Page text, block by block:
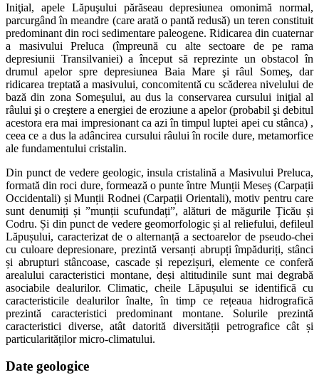
Iniţial, apele Lăpuşului părăseau depresiunea omonimă normal,
parcurgând în meandre (care arată o pantă redusă) un teren constituit
predominant din roci sedimentare paleogene. Ridicarea din cuaternar
a masivului Preluca (împreună cu alte sectoare de pe rama
depresiunii Transilvaniei) a început să reprezinte un obstacol în
drumul apelor spre depresiunea Baia Mare şi râul Someş, dar
ridicarea treptată a masivului, concomitentă cu scăderea nivelului de
bază din zona Someşului, au dus la conservarea cursului iniţial al
râului şi o creştere a energiei de eroziune a apelor (probabil şi debitul
acestora era mai impresionant ca azi în timpul luptei apei cu stânca) ,
ceea ce a dus la adâncirea cursului râului în rocile dure, metamorfice
ale fundamentului cristalin.
Din punct de vedere geologic, insula cristalină a Masivului Preluca,
formată din roci dure, formează o punte între Munții Meseș (Carpații
Occidentali) și Munții Rodnei (Carpații Orientali), motiv pentru care
sunt denumiți și ”munții scufundați”, alături de măgurile Țicău și
Codru. Și din punct de vedere geomorfologic și al reliefului, defileul
Lăpușului, caracterizat de o alternanță a sectoarelor de pseudo-chei
cu culoare depresionare, prezintă versanți abrupți împăduriți, stânci
și abrupturi stâncoase, cascade și repezișuri, elemente ce conferă
arealului caracteristici montane, deși altitudinile sunt mai degrabă
asociabile dealurilor. Climatic, cheile Lăpușului se identifică cu
caracteristicile dealurilor înalte, în timp ce rețeaua hidrografică
prezintă caracteristici predominant montane. Solurile prezintă
caracteristici diverse, atât datorită diversității petrografice cât și
particularităților micro-climatului.
Date geologice